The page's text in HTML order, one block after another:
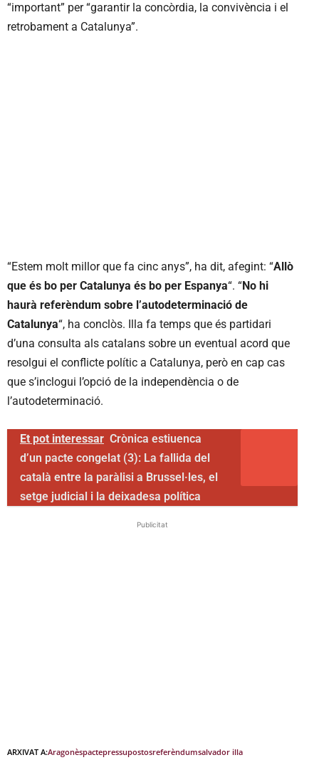
“important” per “garantir la concòrdia, la convivència i el
retrobament a Catalunya”.
“Estem molt millor que fa cinc anys”, ha dit, afegint: “Allò
que és bo per Catalunya és bo per Espanya“. “No hi
haurà referèndum sobre l’autodeterminació de
Catalunya“, ha conclòs. Illa fa temps que és partidari
d’una consulta als catalans sobre un eventual acord que
resolgui el conflicte polític a Catalunya, però en cap cas
que s’inclogui l’opció de la independència o de
l’autodeterminació.
Et pot interessar Crònica estiuenca
d’un pacte congelat (3): La fallida del
català entre la paràlisi a Brussel·les, el
setge judicial i la deixadesa política
Publicitat
ARXIVAT A:Aragonèspactepressupostosreferèndumsalvador illa